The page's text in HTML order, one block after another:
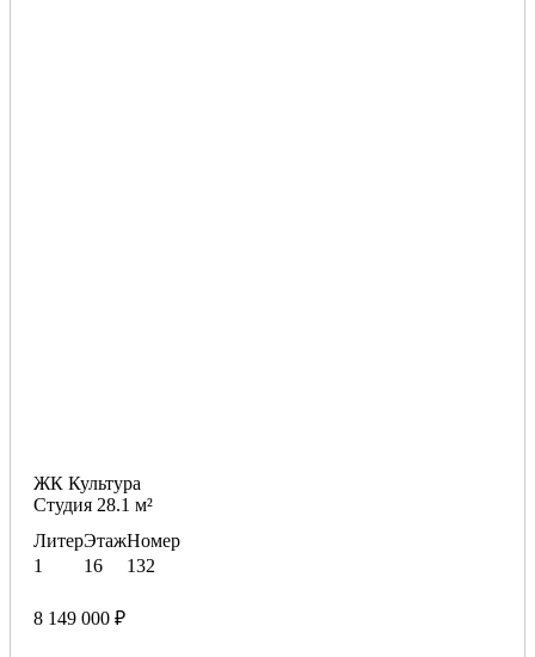
ЖК Культура
Студия 28.1 м²
Литер
1
Этаж
16
Номер
132
8 149 000 ₽